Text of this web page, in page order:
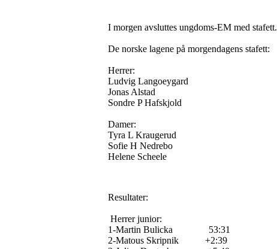
I morgen avsluttes ungdoms-EM med stafett.
De norske lagene på morgendagens stafett:
Herrer:
Ludvig Langoeygard
Jonas Alstad
Sondre P Hafskjold
Damer:
Tyra L Kraugerud
Sofie H Nedrebo
Helene Scheele
Resultater:
Herrer junior:
1-Martin Bulicka 53:31
2-Matous Skripnik +2:39